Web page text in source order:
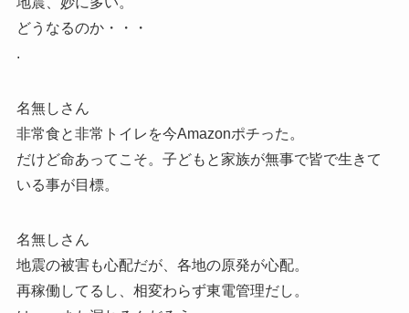
どうなるのか・・・
.
名無しさん
非常食と非常トイレを今Amazonポチった。
だけど命あってこそ。子どもと家族が無事で皆で生きて
いる事が目標。
名無しさん
地震の被害も心配だが、各地の原発が心配。
再稼働してるし、相変わらず東電管理だし。